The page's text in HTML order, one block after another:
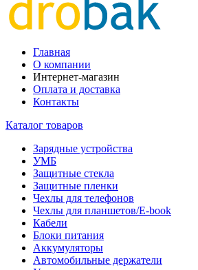
Главная
О компании
Интернет-магазин
Оплата и доставка
Контакты
Каталог товаров
Зарядные устройства
УМБ
Защитные стекла
Защитные пленки
Чехлы для телефонов
Чехлы для планшетов/E-book
Кабели
Блоки питания
Аккумуляторы
Автомобильные держатели